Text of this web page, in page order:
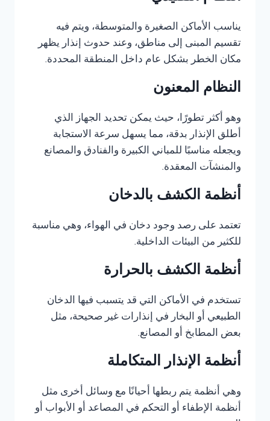
يناسب الأماكن الصغيرة والمتوسطة، ويتم فيه
تقسيم المبنى إلى مناطق، وعند حدوث إنذار يظهر
مكان الخطر بشكل عام داخل المنطقة المحددة.
النظام المعنون
وهو أكثر تطورًا، حيث يمكن تحديد الجهاز الذي
أطلق الإنذار بدقة، مما يسهل سرعة الاستجابة
ويجعله مناسبًا للمباني الكبيرة والفنادق والمصانع
والمنشآت المعقدة.
أنظمة الكشف بالدخان
تعتمد على رصد وجود دخان في الهواء، وهي مناسبة
للكثير من البيئات الداخلية.
أنظمة الكشف بالحرارة
تستخدم في الأماكن التي قد يتسبب فيها الدخان
الطبيعي أو البخار في إنذارات غير صحيحة، مثل
بعض المطابخ أو المصانع.
أنظمة الإنذار المتكاملة
وهي أنظمة يتم ربطها أحيانًا مع وسائل أخرى مثل
أنظمة الإطفاء أو التحكم في المصاعد أو الأبواب أو